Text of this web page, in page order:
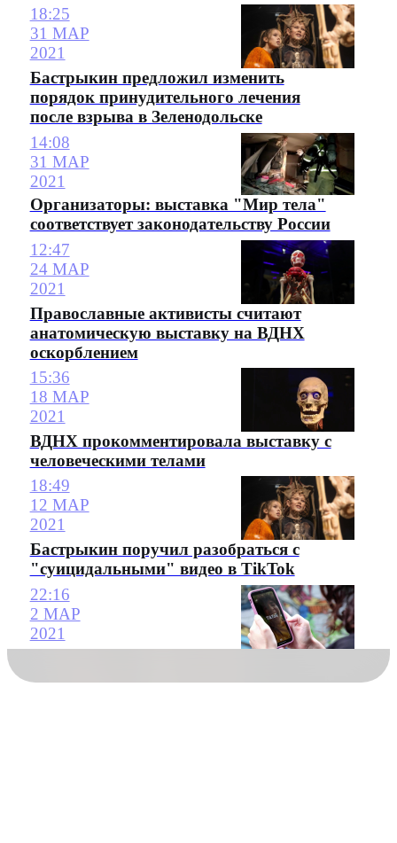
18:25
31 МАР
2021
Бастрыкин предложил изменить
порядок принудительного лечения
после взрыва в Зеленодольске
14:08
31 МАР
2021
Организаторы: выставка "Мир тела"
соответствует законодательству России
12:47
24 МАР
2021
Православные активисты считают
анатомическую выставку на ВДНХ
оскорблением
15:36
18 МАР
2021
ВДНХ прокомментировала выставку с
человеческими телами
18:49
12 МАР
2021
Бастрыкин поручил разобраться с
"суицидальными" видео в TikTok
22:16
2 МАР
2021